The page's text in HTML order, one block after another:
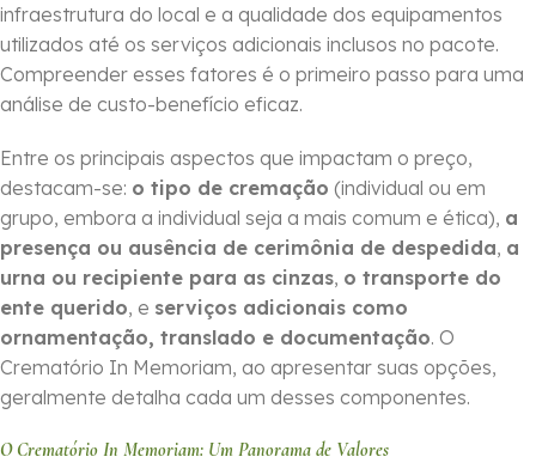
infraestrutura do local e a qualidade dos equipamentos
utilizados até os serviços adicionais inclusos no pacote.
Compreender esses fatores é o primeiro passo para uma
análise de custo-benefício eficaz.
Entre os principais aspectos que impactam o preço,
destacam-se: o tipo de cremação (individual ou em
grupo, embora a individual seja a mais comum e ética), a
presença ou ausência de cerimônia de despedida, a
urna ou recipiente para as cinzas, o transporte do
ente querido, e serviços adicionais como
ornamentação, translado e documentação. O
Crematório In Memoriam, ao apresentar suas opções,
geralmente detalha cada um desses componentes.
O Crematório In Memoriam: Um Panorama de Valores